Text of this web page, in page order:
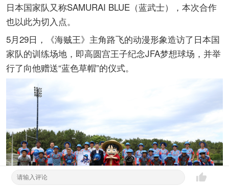
日本国家队又称SAMURAI BLUE（蓝武士），本次合作
也以此为切入点。
5月29日，《海贼王》主角路飞的动漫形象造访了日本国
家队的训练场地，即高圆宫王子纪念JFA梦想球场，并举
行了向他赠送“蓝色草帽”的仪式。